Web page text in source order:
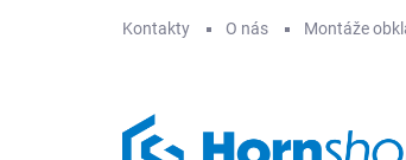
Kontakty O nás Montáže